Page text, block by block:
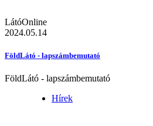
LátóOnline
2024.05.14
FöldLátó - lapszámbemutató
FöldLátó - lapszámbemutató
Hírek